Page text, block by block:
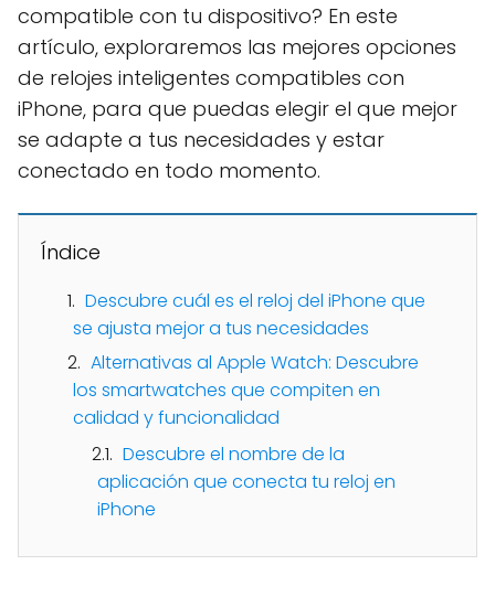
compatible con tu dispositivo? En este
artículo, exploraremos las mejores opciones
de relojes inteligentes compatibles con
iPhone, para que puedas elegir el que mejor
se adapte a tus necesidades y estar
conectado en todo momento.
Índice
Descubre cuál es el reloj del iPhone que
se ajusta mejor a tus necesidades
Alternativas al Apple Watch: Descubre
los smartwatches que compiten en
calidad y funcionalidad
Descubre el nombre de la
aplicación que conecta tu reloj en
iPhone